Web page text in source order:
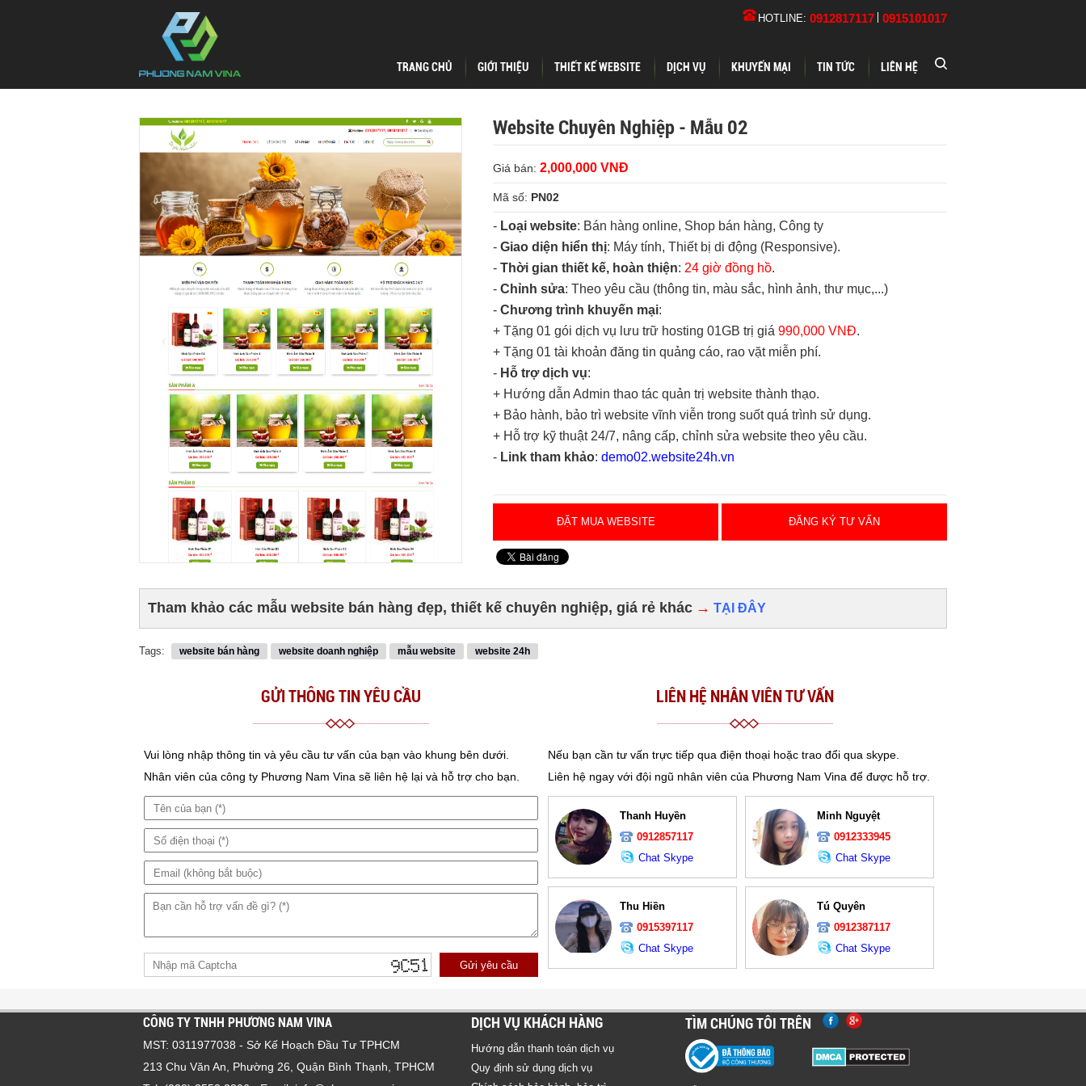
HOTLINE: 0912817117 0915101017
TRANG CHỦ GIỚI THIỆU THIẾT KẾ WEBSITE DỊCH VỤ KHUYẾN MẠI TIN TỨC LIÊN HỆ
Website Chuyên Nghiệp - Mẫu 02
Giá bán: 2,000,000 VNĐ
Mã số: PN02
- Loại website: Bán hàng online, Shop bán hàng, Công ty
- Giao diện hiển thị: Máy tính, Thiết bị di động (Responsive).
- Thời gian thiết kế, hoàn thiện: 24 giờ đồng hồ.
- Chỉnh sửa: Theo yêu cầu (thông tin, màu sắc, hình ảnh, thư mục,...)
- Chương trình khuyến mại:
+ Tặng 01 gói dịch vụ lưu trữ hosting 01GB trị giá 990,000 VNĐ.
+ Tặng 01 tài khoản đăng tin quảng cáo, rao vặt miễn phí.
- Hỗ trợ dịch vụ:
+ Hướng dẫn Admin thao tác quản trị website thành thạo.
+ Bảo hành, bảo trì website vĩnh viễn trong suốt quá trình sử dụng.
+ Hỗ trợ kỹ thuật 24/7, nâng cấp, chỉnh sửa website theo yêu cầu.
- Link tham khảo: demo02.website24h.vn
ĐẶT MUA WEBSITE ĐĂNG KÝ TƯ VẤN
Tham khảo các mẫu website bán hàng đẹp, thiết kế chuyên nghiệp, giá rẻ khác → TẠI ĐÂY
Tags: website bán hàng website doanh nghiệp mẫu website website 24h
GỬI THÔNG TIN YÊU CẦU
Vui lòng nhập thông tin và yêu cầu tư vấn của bạn vào khung bên dưới.
Nhân viên của công ty Phương Nam Vina sẽ liên hệ lại và hỗ trợ cho bạn.
Gửi yêu cầu
LIÊN HỆ NHÂN VIÊN TƯ VẤN
Nếu bạn cần tư vấn trực tiếp qua điện thoại hoặc trao đổi qua skype.
Liên hệ ngay với đội ngũ nhân viên của Phương Nam Vina để được hỗ trợ.
Thanh Huyền
0912857117
Chat Skype
Minh Nguyệt
0912333945
Chat Skype
Thu Hiền
0915397117
Chat Skype
Tú Quyên
0912387117
Chat Skype
CÔNG TY TNHH PHƯƠNG NAM VINA
MST: 0311977038 - Sở Kế Hoạch Đầu Tư TPHCM
213 Chu Văn An, Phường 26, Quận Bình Thạnh, TPHCM
DỊCH VỤ KHÁCH HÀNG
Hướng dẫn thanh toán dịch vụ
Quy định sử dụng dịch vụ
TÌM CHÚNG TÔI TRÊN